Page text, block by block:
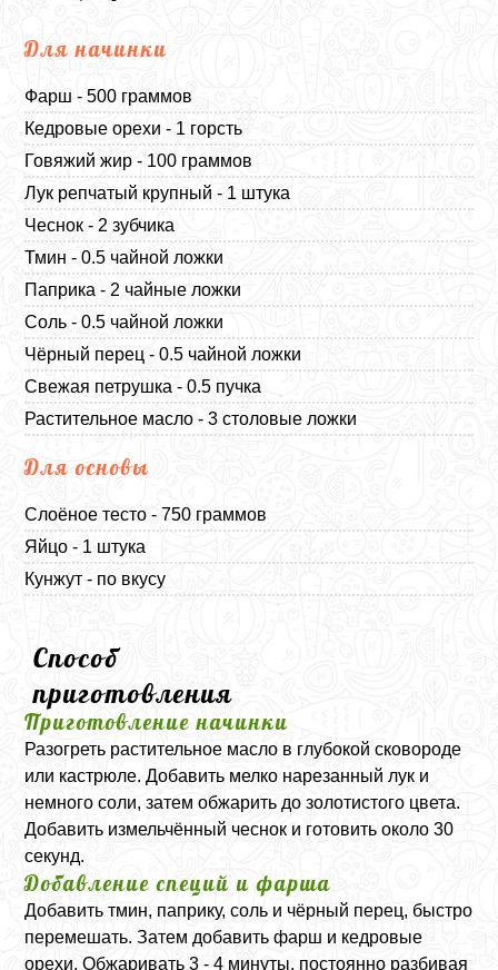
Для начинки
Фарш - 500 граммов
Кедровые орехи - 1 горсть
Говяжий жир - 100 граммов
Лук репчатый крупный - 1 штука
Чеснок - 2 зубчика
Тмин - 0.5 чайной ложки
Паприка - 2 чайные ложки
Соль - 0.5 чайной ложки
Чёрный перец - 0.5 чайной ложки
Свежая петрушка - 0.5 пучка
Растительное масло - 3 столовые ложки
Для основы
Слоёное тесто - 750 граммов
Яйцо - 1 штука
Кунжут - по вкусу
Способ
приготовления
Приготовление начинки
Разогреть растительное масло в глубокой сковороде
или кастрюле. Добавить мелко нарезанный лук и
немного соли, затем обжарить до золотистого цвета.
Добавить измельчённый чеснок и готовить около 30
секунд.
Добавление специй и фарша
Добавить тмин, паприку, соль и чёрный перец, быстро
перемешать. Затем добавить фарш и кедровые
орехи. Обжаривать 3 - 4 минуты, постоянно разбивая